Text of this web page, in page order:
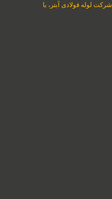
شرکت لوله فولادی آبتر، با